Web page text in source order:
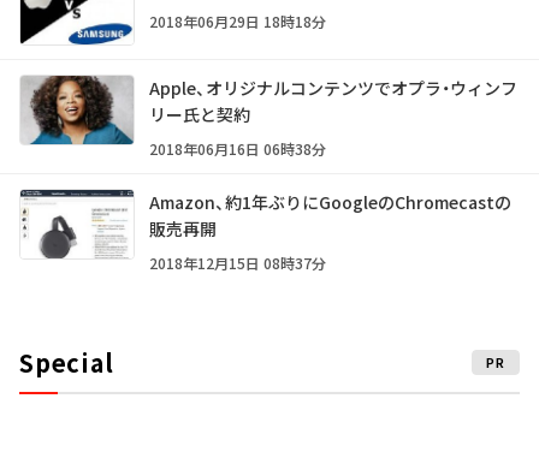
2018年06月29日 18時18分
Apple、オリジナルコンテンツでオプラ・ウィンフ
リー氏と契約
2018年06月16日 06時38分
Amazon、約1年ぶりにGoogleのChromecastの
販売再開
2018年12月15日 08時37分
Special PR